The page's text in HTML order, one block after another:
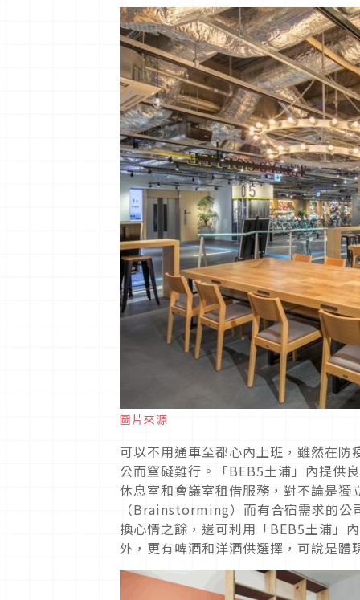
圖片來源
可以不用通車至都心內上班，雖然在
公而窒礙難行。「BEB5土浦」內提供
休息室和會議室租借服務，對不論是
（Brainstorming）而有合宿需求的公
換心情之餘，還可利用「BEB5土浦」
外，更有啤酒和洋酒供選擇，可說是體